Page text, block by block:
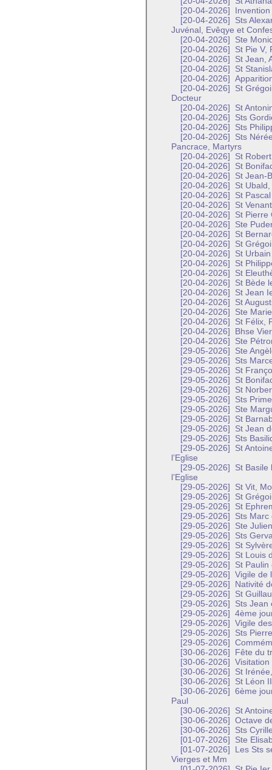
[20-04-2026]
[20-04-2026]
Sts
Juvénal, Evêqye et
[20-04-2026]
Ste
[20-04-2026]
St Pie V,
[20-04-2026]
St Jean,
[20-04-2026]
St
[20-04-2026]
[20-04-2026]
St
Docteur
[20-04-2026]
St
[20-04-2026]
Sts
[20-04-2026]
Sts
[20-04-2026]
Sts
Pancrace, Martyrs
[20-04-2026]
St
[20-04-2026]
St
[20-04-2026]
St Jean-
[20-04-2026]
St
[20-04-2026]
St
[20-04-2026]
St
[20-04-2026]
St Pierre
[20-04-2026]
Ste
[20-04-2026]
St
[20-04-2026]
St
[20-04-2026]
St
[20-04-2026]
St
[20-04-2026]
St
[20-04-2026]
St Bède
[20-04-2026]
St Jean
[20-04-2026]
St
[20-04-2026]
Ste
[20-04-2026]
St Félix,
[20-04-2026]
Bhse
[20-04-2026]
Ste
[29-05-2026]
Ste
[29-05-2026]
Sts
[29-05-2026]
St
[29-05-2026]
St
[29-05-2026]
St
[29-05-2026]
Sts
[29-05-2026]
Ste
[29-05-2026]
St
[29-05-2026]
St Jean
[29-05-2026]
Sts
[29-05-2026]
St
l’Eglise
[29-05-2026]
St Basile
l’Eglise
[29-05-2026]
St Vit,
[29-05-2026]
St
[29-05-2026]
St
[29-05-2026]
Sts Marc
[29-05-2026]
Ste
[29-05-2026]
Sts
[29-05-2026]
St
[29-05-2026]
St Louis
[29-05-2026]
St
[29-05-2026]
Vigile de
[29-05-2026]
Nativité
[29-05-2026]
St
[29-05-2026]
Sts Jean
[29-05-2026]
4ème
[29-05-2026]
Vigile
[29-05-2026]
Sts
[29-05-2026]
[30-06-2026]
Fête du
[30-06-2026]
[30-06-2026]
St
[30-06-2026]
St Léon
[30-06-2026]
6ème
Paul
[30-06-2026]
St
[30-06-2026]
Octave
[30-06-2026]
Sts
[01-07-2026]
Ste
[01-07-2026]
Les Sts
Vierges et Mm